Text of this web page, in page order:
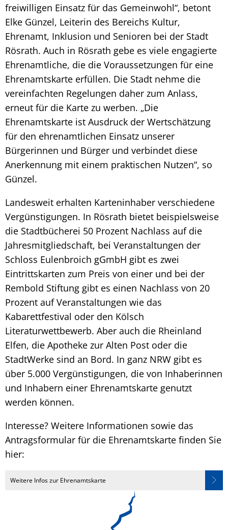
freiwilligen Einsatz für das Gemeinwohl“, betont
Elke Günzel, Leiterin des Bereichs Kultur,
Ehrenamt, Inklusion und Senioren bei der Stadt
Rösrath. Auch in Rösrath gebe es viele engagierte
Ehrenamtliche, die die Voraussetzungen für eine
Ehrenamtskarte erfüllen. Die Stadt nehme die
vereinfachten Regelungen daher zum Anlass,
erneut für die Karte zu werben. „Die
Ehrenamtskarte ist Ausdruck der Wertschätzung
für den ehrenamtlichen Einsatz unserer
Bürgerinnen und Bürger und verbindet diese
Anerkennung mit einem praktischen Nutzen“, so
Günzel.
Landesweit erhalten Karteninhaber verschiedene
Vergünstigungen. In Rösrath bietet beispielsweise
die Stadtbücherei 50 Prozent Nachlass auf die
Jahresmitgliedschaft, bei Veranstaltungen der
Schloss Eulenbroich gGmbH gibt es zwei
Eintrittskarten zum Preis von einer und bei der
Rembold Stiftung gibt es einen Nachlass von 20
Prozent auf Veranstaltungen wie das
Kabarettfestival oder den Kölsch
Literaturwettbewerb. Aber auch die Rheinland
Elfen, die Apotheke zur Alten Post oder die
StadtWerke sind an Bord. In ganz NRW gibt es
über 5.000 Vergünstigungen, die von Inhaberinnen
und Inhabern einer Ehrenamtskarte genutzt
werden können.
Interesse? Weitere Informationen sowie das
Antragsformular für die Ehrenamtskarte finden Sie
hier:
Weitere Infos zur Ehrenamtskarte